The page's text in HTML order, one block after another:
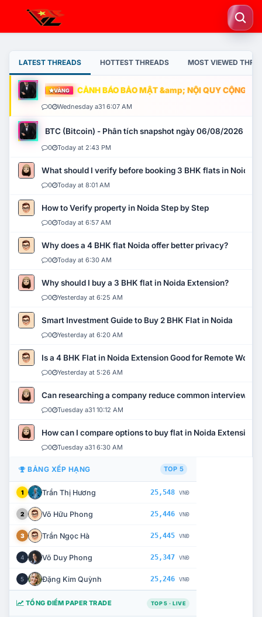
LATEST THREADS HOTTEST THREADS MOST VIEWED
VÀNG CẢNH BÁO BẢO MẬT &amp; NỘI QUY CỘNG
0 Wednesday a31 6:07 AM
BTC (Bitcoin) - Phân tích snapshot ngày 06/08/2026
0 Today at 2:43 PM
What should I verify before booking 3 BHK flats in Noida?
0 Today at 8:01 AM
How to Verify property in Noida Step by Step
0 Today at 6:57 AM
Why does a 4 BHK flat Noida offer better privacy?
0 Today at 6:30 AM
Why should I buy a 3 BHK flat in Noida Extension?
0 Yesterday at 6:25 AM
Smart Investment Guide to Buy 2 BHK Flat in Noida
0 Yesterday at 6:20 AM
Is a 4 BHK Flat in Noida Extension Good for Remote Work?
0 Yesterday at 5:26 AM
Can researching a company reduce common interview
0 Tuesday a31 10:12 AM
How can I compare options to buy flat in Noida Extension?
0 Tuesday a31 6:30 AM
BẢNG XẾP HẠNG TOP 5
1 Trần Thị Hương 25,548 VNĐ
2 Võ Hữu Phong 25,446 VNĐ
3 Trần Ngọc Hà 25,445 VNĐ
4 Võ Duy Phong 25,347 VNĐ
5 Đặng Kim Quỳnh 25,246 VNĐ
TỔNG ĐIỂM PAPER TRADE TOP 5 · LIVE